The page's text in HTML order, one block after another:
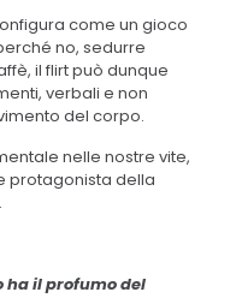
come un gioco
no, sedurre
il flirt può dunque
verbali e non
del corpo.
nelle nostre vite,
protagonista della
ha il profumo del